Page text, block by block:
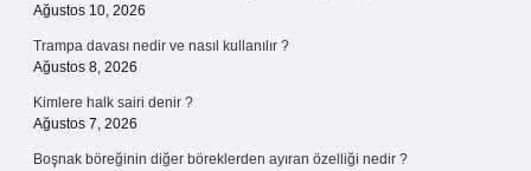
Ağustos 10, 2026
Trampa davası nedir ve nasıl kullanılır ?
Ağustos 8, 2026
Kimlere halk sairi denir ?
Ağustos 7, 2026
Boşnak böreğinin diğer böreklerden ayıran özelliği nedir ?